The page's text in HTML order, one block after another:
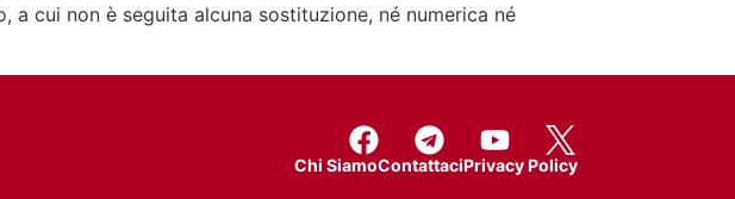
a cui non è seguita alcuna sostituzione, né numerica né
Chi SiamoContattaciPrivacy Policy